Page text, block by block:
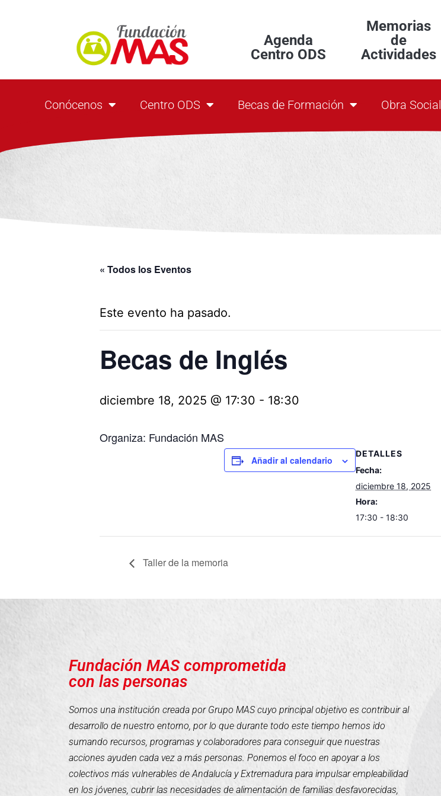
Agenda
Centro ODS
Memorias
de
Actividades
Conócenos Centro ODS Becas de Formación Obra Social
« Todos los Eventos
Este evento ha pasado.
Becas de Inglés
diciembre 18, 2025 @ 17:30 - 18:30
Organiza: Fundación MAS
Añadir al calendario
DETALLES
Fecha:
diciembre 18, 2025
Hora:
17:30 - 18:30
Taller de la memoria
Fundación MAS comprometida
con las personas
Somos una institución creada por Grupo MAS cuyo principal objetivo es contribuir al
desarrollo de nuestro entorno, por lo que durante todo este tiempo hemos ido
sumando recursos, programas y colaboradores para conseguir que nuestras
acciones ayuden cada vez a más personas. Ponemos el foco en apoyar a los
colectivos más vulnerables de Andalucía y Extremadura para impulsar empleabilidad
en los jóvenes, cubrir las necesidades de alimentación de familias desfavorecidas,